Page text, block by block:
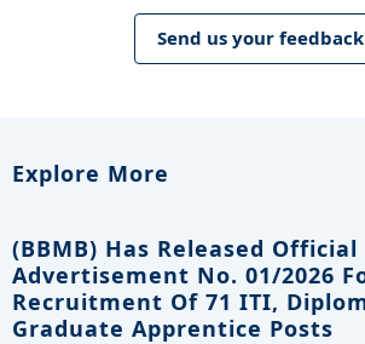
Send us your feedback
Explore More
(BBMB) Has Released
Advertisement No. 01/2026
Recruitment Of 71 ITI,
Graduate Apprentice Posts